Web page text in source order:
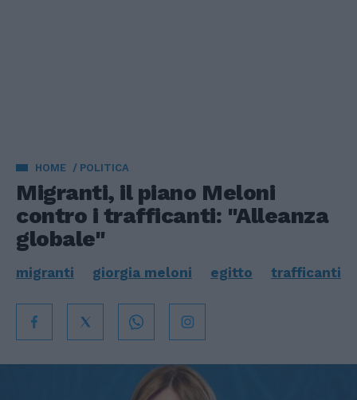
HOME POLITICA
Migranti, il piano Meloni
contro i trafficanti: "Alleanza
globale"
migranti giorgia meloni egitto trafficanti